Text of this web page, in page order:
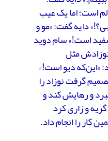
است؛ اما یک عیب
دایه گفت: «مو و
است!» سام دوید
مثل
«این‌که دیو است!»
گرفت نوزاد را
و رهایش کند و
و زاری کرد
کار را انجام داد.